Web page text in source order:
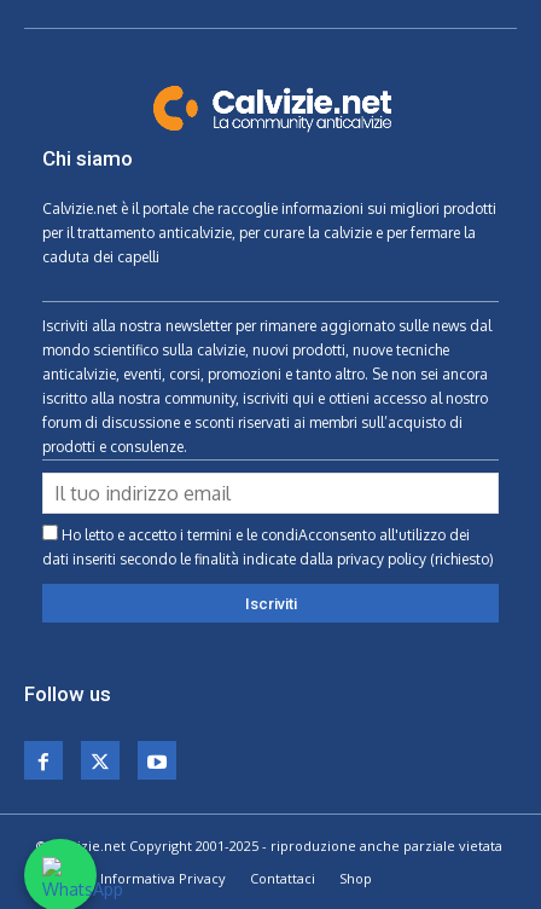
Chi siamo
Calvizie.net è il portale che raccoglie informazioni sui migliori prodotti
per il trattamento anticalvizie, per curare la calvizie e per fermare la
caduta dei capelli
Iscriviti alla nostra newsletter per rimanere aggiornato sulle news dal
mondo scientifico sulla calvizie, nuovi prodotti, nuove tecniche
anticalvizie, eventi, corsi, promozioni e tanto altro. Se non sei ancora
iscritto alla nostra community, iscriviti qui e ottieni accesso al nostro
forum di discussione e sconti riservati ai membri sull’acquisto di
prodotti e consulenze.
Ho letto e accetto i termini e le condiAcconsento all'utilizzo dei
dati inseriti secondo le finalità indicate dalla privacy policy (richiesto)
Follow us
© Calvizie.net Copyright 2001-2025 - riproduzione anche parziale vietata
Home
Informativa Privacy Contattaci Shop